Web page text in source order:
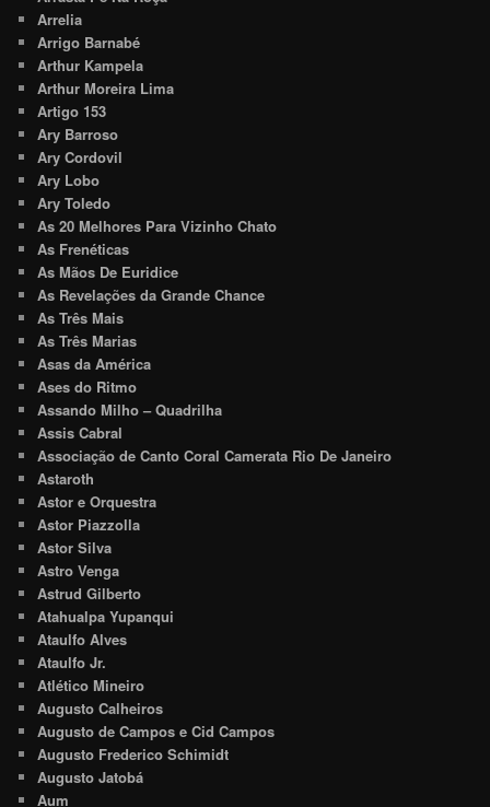
Arrelia
Arrigo Barnabé
Arthur Kampela
Arthur Moreira Lima
Artigo 153
Ary Barroso
Ary Cordovil
Ary Lobo
Ary Toledo
As 20 Melhores Para Vizinho Chato
As Frenéticas
As Mãos De Euridice
As Revelações da Grande Chance
As Três Mais
As Três Marias
Asas da América
Ases do Ritmo
Assando Milho – Quadrilha
Assis Cabral
Associação de Canto Coral Camerata Rio De Janeiro
Astaroth
Astor e Orquestra
Astor Piazzolla
Astor Silva
Astro Venga
Astrud Gilberto
Atahualpa Yupanqui
Ataulfo Alves
Ataulfo Jr.
Atlético Mineiro
Augusto Calheiros
Augusto de Campos e Cid Campos
Augusto Frederico Schimidt
Augusto Jatobá
Aum